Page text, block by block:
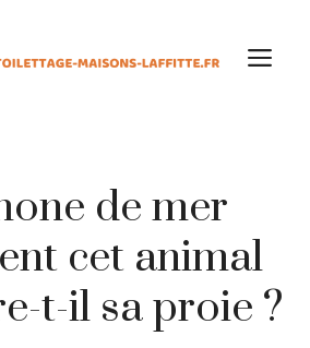
de mer
cet animal
t-il sa proie ?